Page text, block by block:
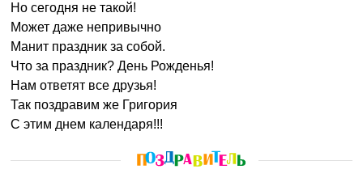
Но сегодня не такой!
Может даже непривычно
Манит праздник за собой.
Что за праздник? День Рожденья!
Нам ответят все друзья!
Так поздравим же Григория
С этим днем календаря!!!